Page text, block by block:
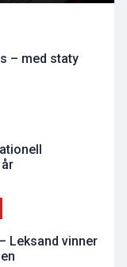
– med staty
Leksand vinner